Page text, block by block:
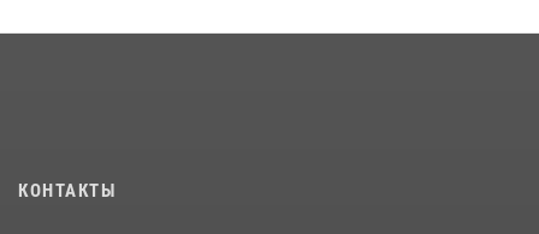
лучников в канун тувинского праздника животноводов
КОНТАКТЫ